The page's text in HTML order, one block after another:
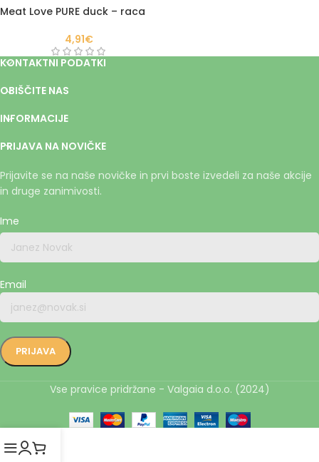
Meat Love PURE duck – raca
4,91€
KONTAKTNI PODATKI
OBIŠČITE NAS
INFORMACIJE
PRIJAVA NA NOVIČKE
Prijavite se na naše novičke in prvi boste izvedeli za naše akcije
in druge zanimivosti.
Ime
Email
Vse pravice pridržane - Valgaia d.o.o. (2024)